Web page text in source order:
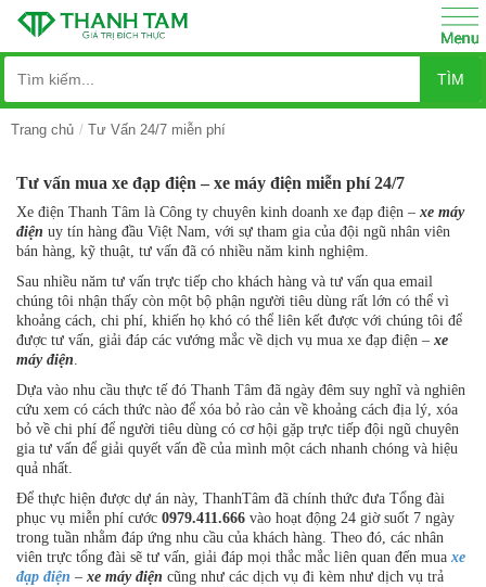
TÌM
Trang chủ Tư Vấn 24/7 miễn phí
Tư vấn mua xe đạp điện – xe máy điện miễn phí 24/7
Xe điện Thanh Tâm là Công ty chuyên kinh doanh xe đạp điện – xe máy
điện uy tín hàng đầu Việt Nam, với sự tham gia của đội ngũ nhân viên
bán hàng, kỹ thuật, tư vấn đã có nhiều năm kinh nghiệm.
Sau nhiều năm tư vấn trực tiếp cho khách hàng và tư vấn qua email
chúng tôi nhận thấy còn một bộ phận người tiêu dùng rất lớn có thể vì
khoảng cách, chi phí, khiến họ khó có thể liên kết được với chúng tôi để
được tư vấn, giải đáp các vướng mắc về dịch vụ mua xe đạp điện – xe
máy điện.
Dựa vào nhu cầu thực tế đó Thanh Tâm đã ngày đêm suy nghĩ và nghiên
cứu xem có cách thức nào để xóa bỏ rào cản về khoảng cách địa lý, xóa
bỏ về chi phí để người tiêu dùng có cơ hội gặp trực tiếp đội ngũ chuyên
gia tư vấn để giải quyết vấn đề của mình một cách nhanh chóng và hiệu
quả nhất.
Để thực hiện được dự án này, ThanhTâm đã chính thức đưa Tổng đài
phục vụ miễn phí cước 0979.411.666 vào hoạt động 24 giờ suốt 7 ngày
trong tuần nhằm đáp ứng nhu cầu của khách hàng. Theo đó, các nhân
viên trực tổng đài sẽ tư vấn, giải đáp mọi thắc mắc liên quan đến mua xe
đạp điện – xe máy điện cũng như các dịch vụ đi kèm như dịch vụ trả